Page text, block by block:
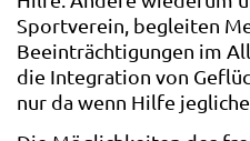
Sportverein, begleiten
Beeinträchtigungen im
die Integration von
nur da wenn Hilfe